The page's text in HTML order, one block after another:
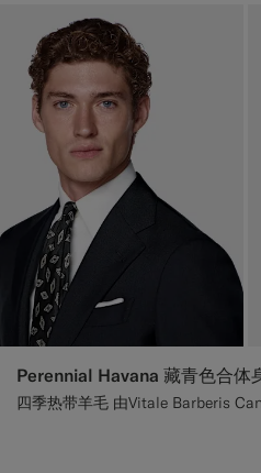
Perennial Havana 藏青色合体
四季热带羊毛 由Vitale Barberis